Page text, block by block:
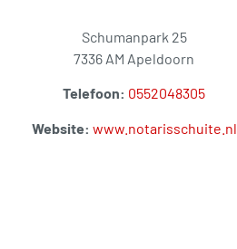
Schumanpark 25
7336 AM Apeldoorn
Telefoon: 0552048305
Website: www.notarisschuite.nl